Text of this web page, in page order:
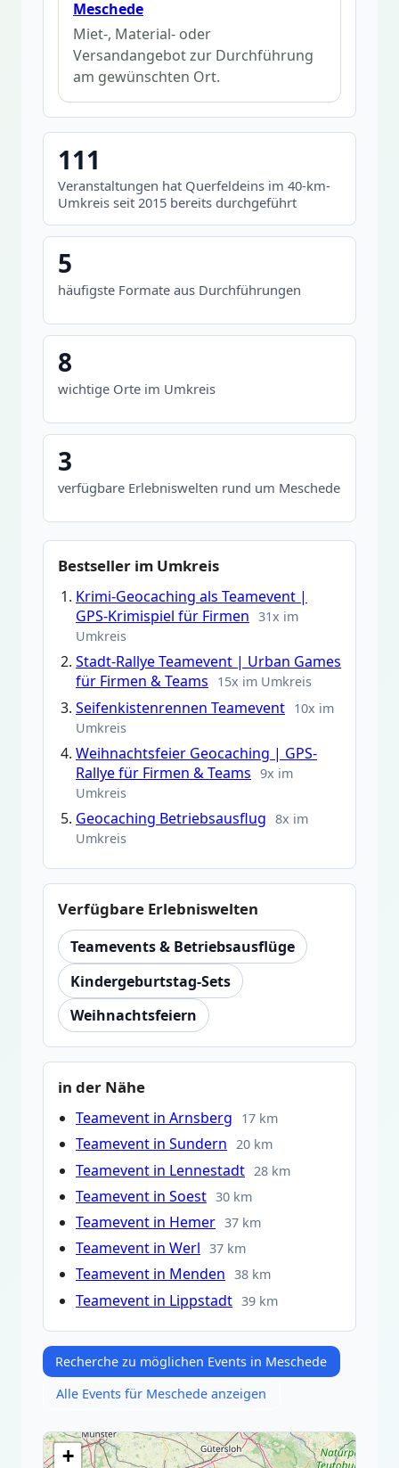
Meschede
Miet-, Material- oder
Versandangebot zur Durchführung
am gewünschten Ort.
111
Veranstaltungen hat Querfeldeins im 40-km-
Umkreis seit 2015 bereits durchgeführt
5
häufigste Formate aus Durchführungen
8
wichtige Orte im Umkreis
3
verfügbare Erlebniswelten rund um Meschede
Bestseller im Umkreis
Krimi-Geocaching als Teamevent |
GPS-Krimispiel für Firmen 31x im
Umkreis
Stadt-Rallye Teamevent | Urban Games
für Firmen & Teams
15x im Umkreis
Seifenkistenrennen Teamevent 10x im
Umkreis
Weihnachtsfeier Geocaching | GPS-
Rallye für Firmen & Teams 9x im
Umkreis
Geocaching Betriebsausflug 8x im
Umkreis
Verfügbare Erlebniswelten
Teamevents & Betriebsausflüge
Kindergeburtstag-Sets
Weihnachtsfeiern
in der Nähe
Teamevent in Arnsberg 17 km
Teamevent in Sundern 20 km
Teamevent in Lennestadt 28 km
Teamevent in Soest 30 km
Teamevent in Hemer 37 km
Teamevent in Werl 37 km
Teamevent in Menden 38 km
Teamevent in Lippstadt 39 km
Recherche zu möglichen Events in Meschede
Alle Events für Meschede anzeigen
+